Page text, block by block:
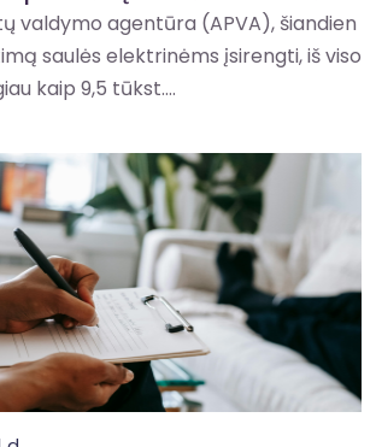
valdymo agentūra (APVA), šiandien
saulės elektrinėms įsirengti, iš viso
kaip 9,5 tūkst....